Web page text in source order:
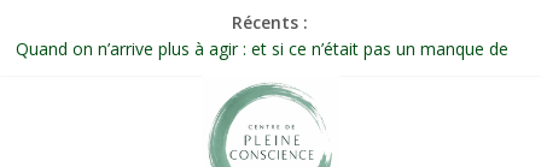
Récents :
Quand on n’arrive plus à agir : et si ce n’était pas un manque de
Une attention consciente d’elle-même, non dirigée par le mental
Méditer un peu chaque jour : un rituel profond et transformateur
Prolonger la vie ou découvrir ce qui ne vieillit pas ?